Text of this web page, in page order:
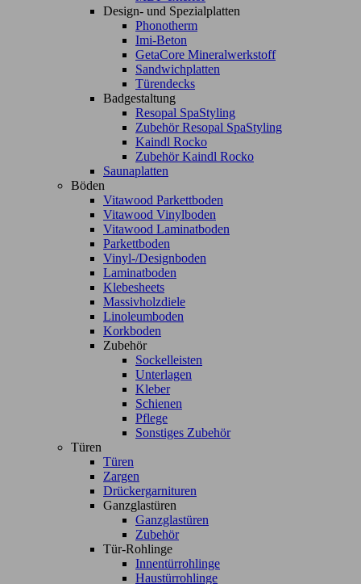
Design- und Spezialplatten
Phonotherm
Imi-Beton
GetaCore Mineralwerkstoff
Sandwichplatten
Türendecks
Badgestaltung
Resopal SpaStyling
Zubehör Resopal SpaStyling
Kaindl Rocko
Zubehör Kaindl Rocko
Saunaplatten
Böden
Vitawood Parkettboden
Vitawood Vinylboden
Vitawood Laminatboden
Parkettboden
Vinyl-/Designboden
Laminatboden
Klebesheets
Massivholzdiele
Linoleumboden
Korkboden
Zubehör
Sockelleisten
Unterlagen
Kleber
Schienen
Pflege
Sonstiges Zubehör
Türen
Türen
Zargen
Drückergarnituren
Ganzglastüren
Ganzglastüren
Zubehör
Tür-Rohlinge
Innentürrohlinge
Haustürrohlinge